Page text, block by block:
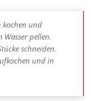
kochen und
pellen.
schneiden.
und in